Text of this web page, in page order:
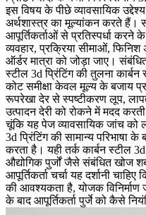
इस विषय के पीछे व्यावसायिक
अर्थशास्त्र का मूल्यांकन करते हैं।
आपूर्तिकर्ताओं से प्रतिस्पर्धा करने
व्यवहार, प्रक्रिया सीमाओं,
ऑर्डर मात्रा को जोड़ा जाए।
स्टील 3d प्रिंटिंगकी तुलनाकार्बन
कोट समीक्षा केवल मूल्य के बजाय
रूपरेखा देर से स्पष्टीकरण लूप,
उत्पादन देरी को रोकने में मदद
चूंकि यह पेज व्यावसायिक जांच को
3d प्रिंटिंग की सामान्य परिभाषा
करता है। यही तर्क कार्बन स्टील
औद्योगिक पुर्जों जैसे संबंधित खोज
आपूर्तिकर्ता चर्चा यह दर्शानी
की आवश्यकता है, योजक विनिर्माण
के बाद आपूर्तिकर्ता पुर्जे को कैसे